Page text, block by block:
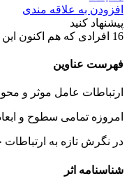
افزودن به علاقه مندی
پیشنهاد کنید
16 افرادی که هم اکنون
فهرست عناوین
ارتباطات عامل موثر و
امروزه تمامی سطوح و
در نگرش تازه به
شناسنامه اثر